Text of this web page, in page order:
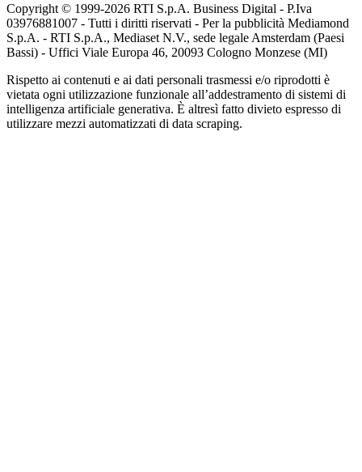
Copyright © 1999-2026 RTI S.p.A. Business Digital - P.Iva
03976881007 - Tutti i diritti riservati - Per la pubblicità Mediamond
S.p.A. - RTI S.p.A., Mediaset N.V., sede legale Amsterdam (Paesi
Bassi) - Uffici Viale Europa 46, 20093 Cologno Monzese (MI)
Rispetto ai contenuti e ai dati personali trasmessi e/o riprodotti è
vietata ogni utilizzazione funzionale all’addestramento di sistemi di
intelligenza artificiale generativa. È altresì fatto divieto espresso di
utilizzare mezzi automatizzati di data scraping.